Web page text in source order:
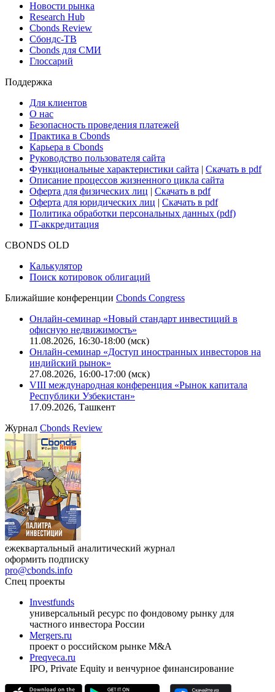
Новости рынка
Research Hub
Cbonds Review
Сбондс-ТВ
Cbonds для СМИ
Глоссарий
Поддержка
Для клиентов
О нас
Безопасность проведения платежей
Практика в Cbonds
Карьера в Cbonds
Руководство пользователя сайта
Функциональные характеристики сайта | Скачать в pdf
Описание процессов жизненного цикла сайта
Оферта для физических лиц | Скачать в pdf
Оферта для юридических лиц | Скачать в pdf
Политика обработки персональных данных (pdf)
IT-аккредитация
CBONDS OLD
Калькулятор
Поиск котировок облигаций
Ближайшие конференции Cbonds Congress
Онлайн-семинар «Новый стандарт инвестиций в
офисную недвижимость»
11.08.2026, 16:30-18:00 (мск)
Онлайн-семинар «Доступ иностранных инвесторов на
индийский рынок»
27.08.2026, 16:00-17:00 (мск)
VIII международная конференция «Рынок капитала
Республики Узбекистан»
17.09.2026, Ташкент
Журнал Cbonds Review
ежеквартальный аналитический журнал
оформить подписку
pro@cbonds.info
Спец проекты
Investfunds
универсальный ресурс по фондовому рынку для
частного инвестора России
Mergers.ru
проект о российском рынке M&A
Preqveca.ru
IPO, Private Equity и венчурное финансирование